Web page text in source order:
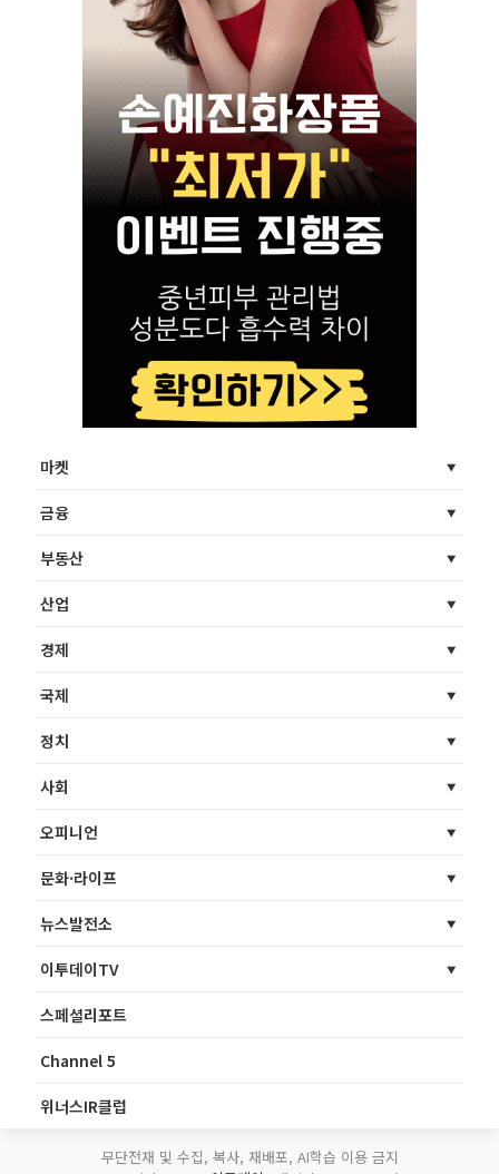
마켓
금융
부동산
산업
경제
국제
정치
사회
오피니언
문화·라이프
뉴스발전소
이투데이TV
스페셜리포트
Channel 5
위너스IR클럽
무단전재 및 수집, 복사, 재배포, AI학습 이용 금지